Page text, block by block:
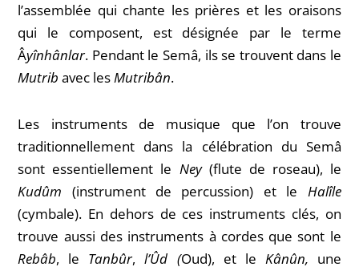
l’assemblée qui chante les prières et les oraisons
qui le composent, est désignée par le terme
Âyînhânlar. Pendant le Semâ, ils se trouvent dans le
Mutrib avec lesMutribân.
Les instruments de musique que l’on trouve
traditionnellement dans la célébration du Semâ
sont essentiellement le Ney(flute de roseau), le
Kudûm (instrument de percussion) et le Halîle
(cymbale). En dehors de ces instruments clés, on
trouve aussi des instruments à cordes que sont le
Rebâb, le Tanbûr,l’Ûd (Oud), et le Kânûn, une